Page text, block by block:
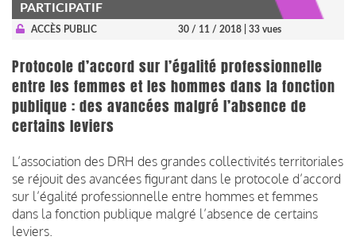
PARTICIPATIF
ACCÈS PUBLIC 30 / 11 / 2018 | 33 vues
Protocole d’accord sur l’égalité professionnelle
entre les femmes et les hommes dans la fonction
publique : des avancées malgré l’absence de
certains leviers
L’association des DRH des grandes collectivités territoriales
se réjouit des avancées figurant dans le protocole d’accord
sur l’égalité professionnelle entre hommes et femmes
dans la fonction publique malgré l’absence de certains
leviers.